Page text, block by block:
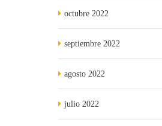
octubre 2022
septiembre 2022
agosto 2022
julio 2022